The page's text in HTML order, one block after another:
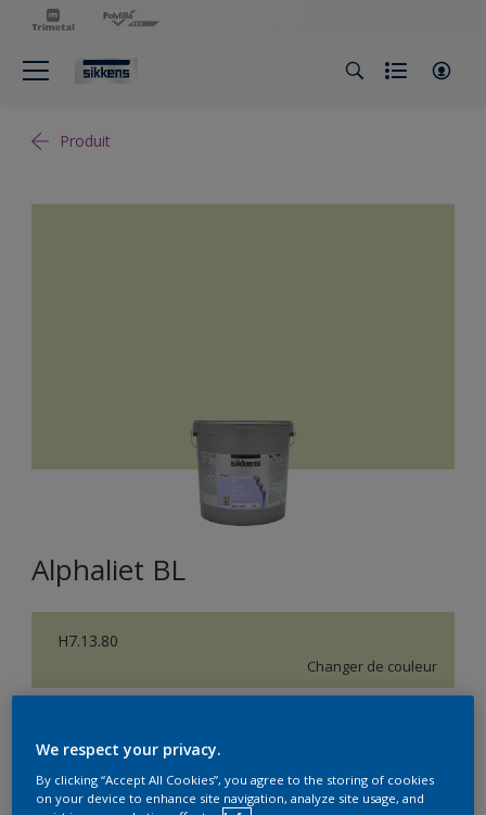
Produit
Alphaliet BL
H7.13.80
Changer de couleur
5L
We respect your privacy.
By clicking “Accept All Cookies”, you agree to the storing of cookies
on your device to enhance site navigation, analyze site usage, and